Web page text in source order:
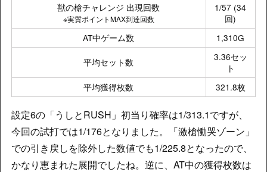
獣の槍チャレンジ 出現回数
※実質ポイントMAX到達回数
1/57 (34
回)
AT中ゲーム数
1,310G
平均セット数
3.36セッ
ト
平均獲得枚数
321.8枚
設定6の「うしとRUSH」初当り確率は1/313.1ですが、
今回の試打では1/176となりました。「激槍慟哭ゾーン」
での引き戻しを除外した数値でも1/225.8となったので、
かなり恵まれた展開でしたね。逆に、AT中の獲得枚数は